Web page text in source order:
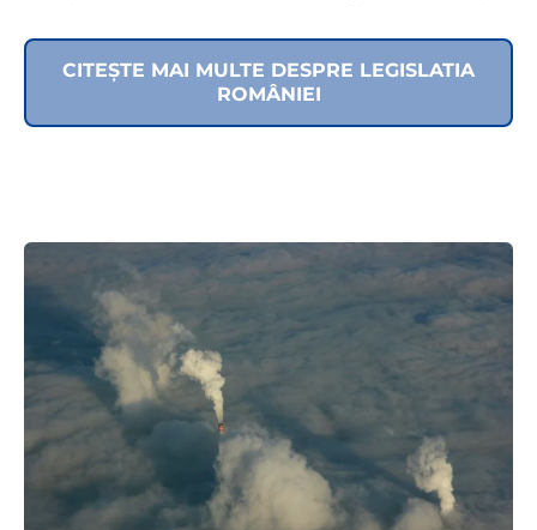
CITEȘTE MAI MULTE DESPRE LEGISLATIA
ROMÂNIEI